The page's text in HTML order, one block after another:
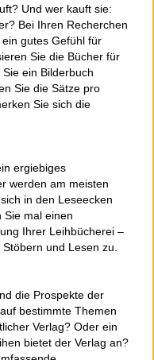
Und wer kauft sie:
Bei Ihren Recherchen
gutes Gefühl für
Sie die Bücher für
ein Bilderbuch
Sie die Sätze pro
Sie sich die
ergiebiges
werden am meisten
in den Leseecken
Sie mal einen
Ihrer Leihbücherei –
und Lesen zu.
die Prospekte der
bestimmte Themen
Verlag? Oder ein
bietet der Verlag an?